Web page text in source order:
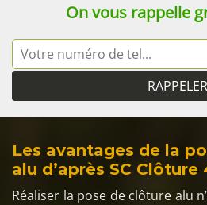
On vous rappelle
Les avantages de la
alu d’après SC Clôture
Réaliser la pose de clôture alu